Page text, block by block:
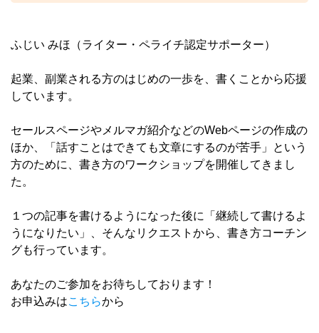
ふじい みほ（ライター・ペライチ認定サポーター）
起業、副業される方のはじめの一歩を、書くことから応援
しています。
セールスページやメルマガ紹介などのWebページの作成の
ほか、「話すことはできても文章にするのが苦手」という
方のために、書き方のワークショップを開催してきまし
た。
１つの記事を書けるようになった後に「継続して書けるよ
うになりたい」、そんなリクエストから、書き方コーチン
グも行っています。
あなたのご参加をお待ちしております！
お申込みはこちらから